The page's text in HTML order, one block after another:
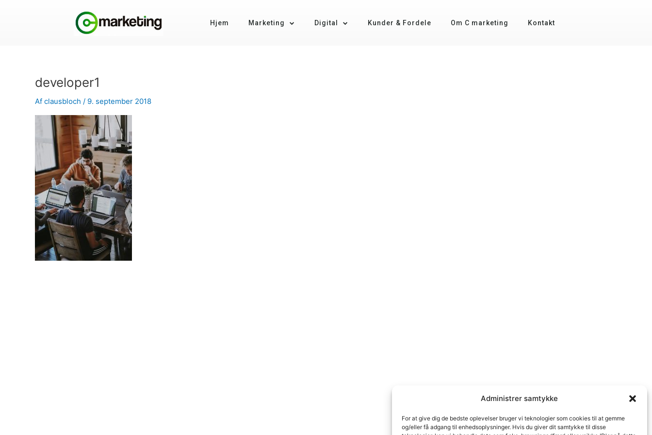
Administrer samtykke
For at give dig de bedste oplevelser bruger vi teknologier som cookies til at gemme
og/eller få adgang til enhedsoplysninger. Hvis du giver dit samtykke til disse
Hjem Marketing Digital Kunder & Fordele Om C marketing Kontakt
developer1
Af clausbloch / 9. september 2018